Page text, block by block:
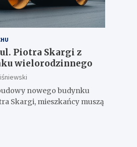
ul. Piotra Skargi z
wielorodzinnego
nowego budynku
Skargi, mieszkańcy muszą